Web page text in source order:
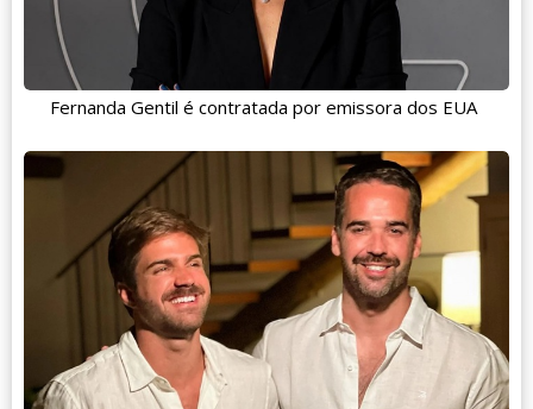
Fernanda Gentil é contratada por emissora dos EUA